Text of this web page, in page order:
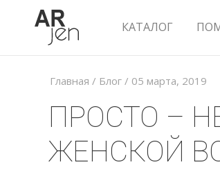
КАТАЛОГ
Главная / Блог / 05 марта, 2019
ПРОСТО –
ЖЕНСКОЙ